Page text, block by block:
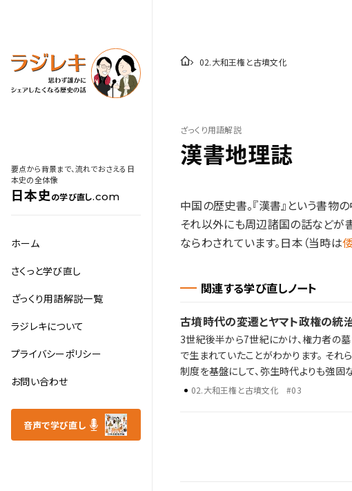
要点から背景まで、流れでおさえる日
本史の全体像
日本史の学び直し.com
ホーム
さくっと学び直し
ざっくり用語解説一覧
ラジレキについて
プライバシーポリシー
お問い合わせ
音声で学び直し
02.大和王権と古墳文化
ざっくり用語解説
漢書地理誌
中国の歴史書。『漢書』という書物
それ以外にも周辺諸国の話などが
ならわされています。日本（当時は
関連する学び直しノート
古墳時代の変遷とヤマト政権の統
3世紀後半から7世紀にかけ、権力者の
で生まれていたことがわかります。 それらの小国を統一したのがヤマト政権です。ヤマト政権は氏姓制度と呼ばれる身分
制度を基盤にして、弥生時代よりも強固な国家体制を構築しました。
墳時代の文化 歴史年表だけでは語り尽くせない古墳時代の特徴や時代背景、そして後の時代への影響を、ラジレキが
02.大和王権と古墳文化 #03